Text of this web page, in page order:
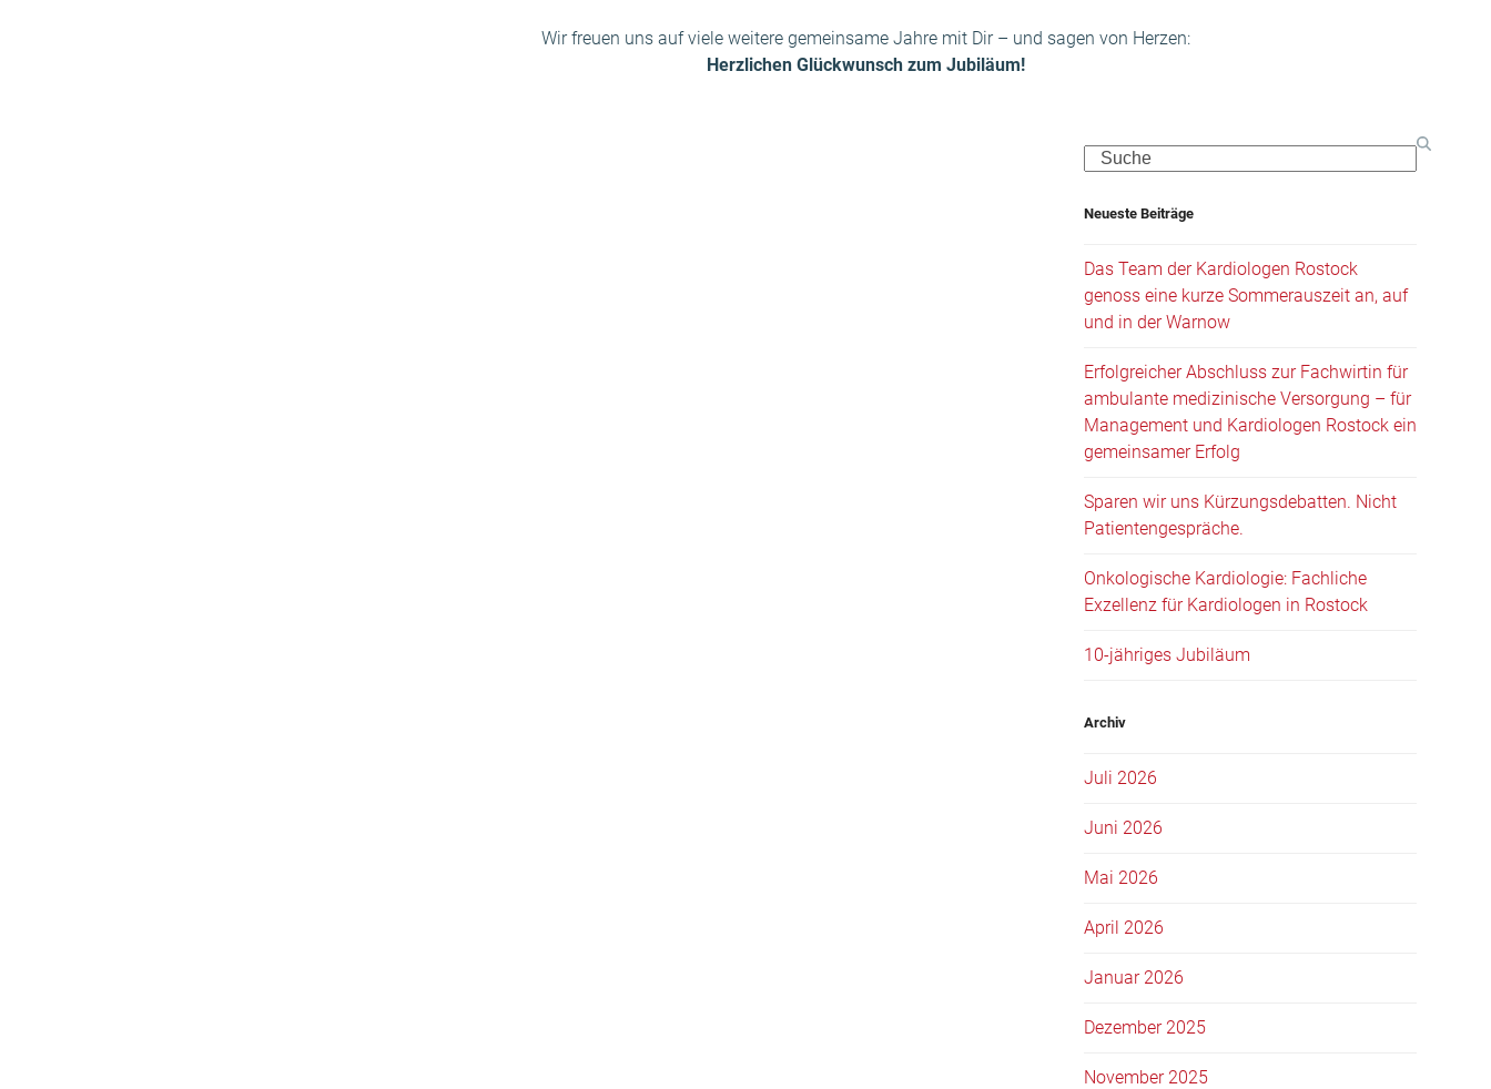
Wir freuen uns auf viele weitere gemeinsame Jahre mit Dir – und sagen von Herzen:
Herzlichen Glückwunsch zum Jubiläum!
Search
Neueste Beiträge
Das Team der Kardiologen Rostock
genoss eine kurze Sommerauszeit an, auf
und in der Warnow
Erfolgreicher Abschluss zur Fachwirtin für
ambulante medizinische Versorgung – für
Management und Kardiologen Rostock ein
gemeinsamer Erfolg
Sparen wir uns Kürzungsdebatten. Nicht
Patientengespräche.
Onkologische Kardiologie: Fachliche
Exzellenz für Kardiologen in Rostock
10-jähriges Jubiläum
Archiv
Juli 2026
Juni 2026
Mai 2026
April 2026
Januar 2026
Dezember 2025
November 2025